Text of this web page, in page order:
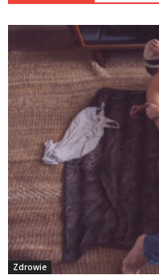
Zdrowie